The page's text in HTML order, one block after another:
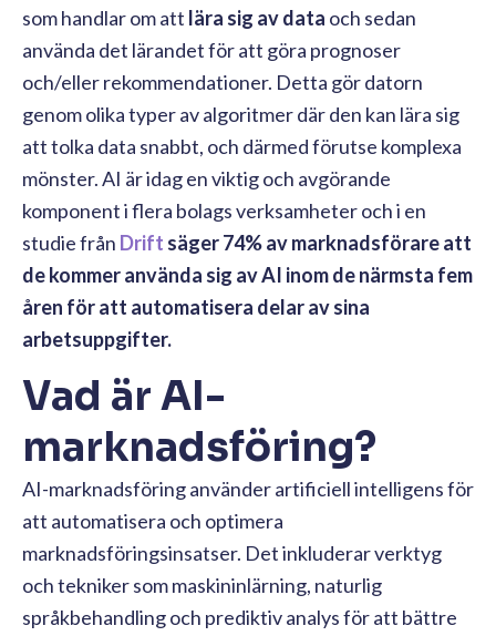
som handlar om att lära sig av data och sedan
använda det lärandet för att göra prognoser
och/eller rekommendationer. Detta gör datorn
genom olika typer av algoritmer där den kan lära sig
att tolka data snabbt, och därmed förutse komplexa
mönster. AI är idag en viktig och avgörande
komponent i flera bolags verksamheter och i en
studie från Drift säger 74% av marknadsförare att
de kommer använda sig av AI inom de närmsta fem
åren för att automatisera delar av sina
arbetsuppgifter.
Vad är AI-
marknadsföring?
AI-marknadsföring använder artificiell intelligens för
att automatisera och optimera
marknadsföringsinsatser. Det inkluderar verktyg
och tekniker som maskininlärning, naturlig
språkbehandling och prediktiv analys för att bättre